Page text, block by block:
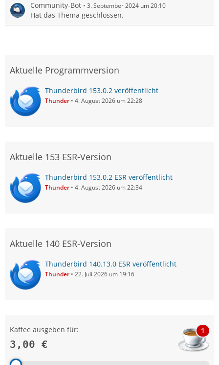
Community-Bot 3. September 2024 um 20:10
Hat das Thema geschlossen.
Aktuelle Programmversion
Thunderbird 153.0.2 veröffentlicht
Thunder 4. August 2026 um 22:28
Aktuelle 153 ESR-Version
Thunderbird 153.0.2 ESR veröffentlicht
Thunder 4. August 2026 um 22:34
Aktuelle 140 ESR-Version
Thunderbird 140.13.0 ESR veröffentlicht
Thunder 22. Juli 2026 um 19:16
Kaffee ausgeben für:
3,00 €
1